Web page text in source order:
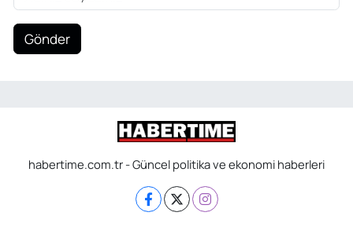
Gönder
habertime.com.tr - Güncel politika ve ekonomi haberleri